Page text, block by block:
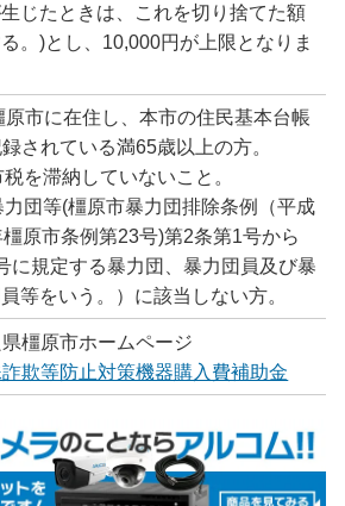
じたときは、これを切り捨てた額
。)とし、10,000円が上限となりま
原市に在住し、本市の住民基本台帳
されている満65歳以上の方。
税を滞納していないこと。
力団等(橿原市暴力団排除条例（平成
橿原市条例第23号)第2条第1号から
に規定する暴力団、暴力団員及び暴
等をいう。）に該当しない方。
橿原市ホームページ
欺等防止対策機器購入費補助金